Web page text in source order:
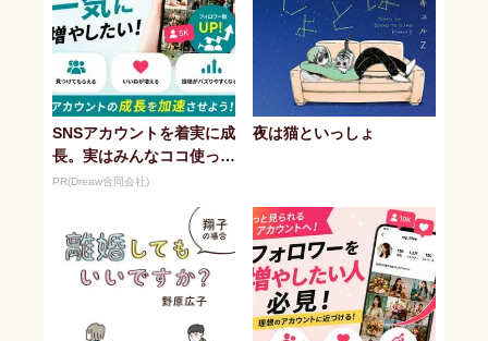
SNSアカウントを着実に成
長。実はみんなココ使って
ます。
PR(Dreaw合同会社)
夜は猫といっしょ